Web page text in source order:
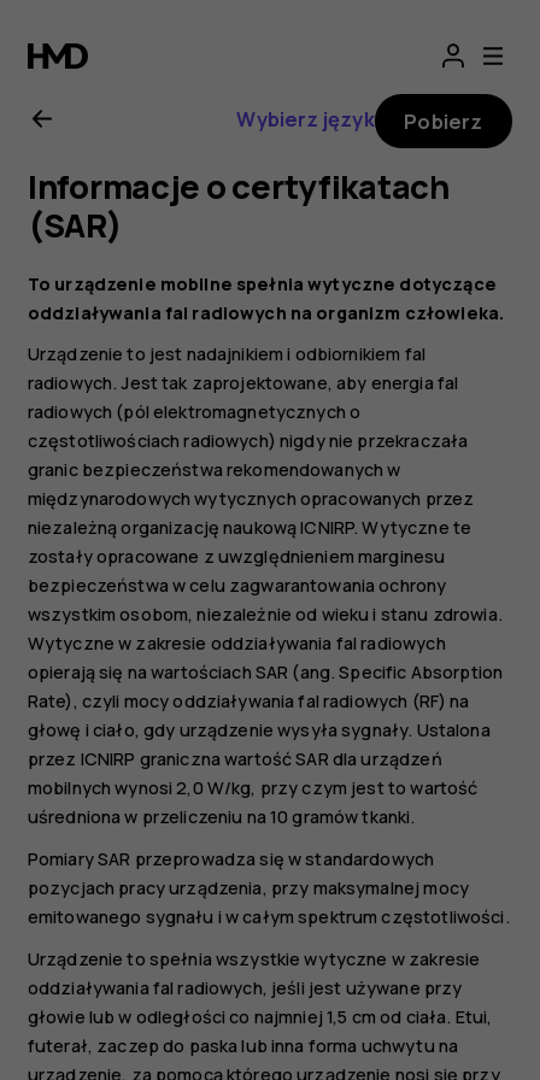
Nokia
8.1
—
instrukcja
obsługi
Wybierz język Pobierz
Informacje o certyfikatach
(SAR)
To urządzenie mobilne spełnia wytyczne dotyczące
oddziaływania fal radiowych na organizm człowieka.
Urządzenie to jest nadajnikiem i odbiornikiem fal
radiowych. Jest tak zaprojektowane, aby energia fal
radiowych (pól elektromagnetycznych o
częstotliwościach radiowych) nigdy nie przekraczała
granic bezpieczeństwa rekomendowanych w
międzynarodowych wytycznych opracowanych przez
niezależną organizację naukową ICNIRP. Wytyczne te
zostały opracowane z uwzględnieniem marginesu
bezpieczeństwa w celu zagwarantowania ochrony
wszystkim osobom, niezależnie od wieku i stanu zdrowia.
Wytyczne w zakresie oddziaływania fal radiowych
opierają się na wartościach SAR (ang. Specific Absorption
Rate), czyli mocy oddziaływania fal radiowych (RF) na
głowę i ciało, gdy urządzenie wysyła sygnały. Ustalona
przez ICNIRP graniczna wartość SAR dla urządzeń
mobilnych wynosi 2,0 W/kg, przy czym jest to wartość
uśredniona w przeliczeniu na 10 gramów tkanki.
Pomiary SAR przeprowadza się w standardowych
pozycjach pracy urządzenia, przy maksymalnej mocy
emitowanego sygnału i w całym spektrum częstotliwości.
Urządzenie to spełnia wszystkie wytyczne w zakresie
oddziaływania fal radiowych, jeśli jest używane przy
głowie lub w odległości co najmniej 1,5 cm od ciała. Etui,
futerał, zaczep do paska lub inna forma uchwytu na
urządzenie, za pomocą którego urządzenie nosi się przy